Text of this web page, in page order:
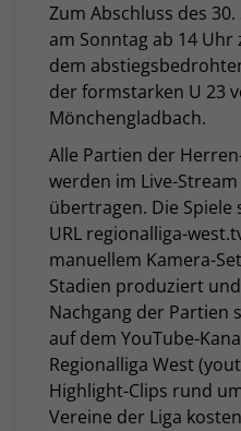
Zum Abschluss des
am Sonntag ab 14 Uhr
dem
der formstarken U 23
Mönchengladbach.
Alle Partien der
werden im Live-Stream
übertragen. Die
URL regionalliga-
manuellem Kamera-
Stadien produziert
Nachgang der Partien
auf dem YouTube-
Regionalliga West
Highlight-Clips rund
Vereine der Liga